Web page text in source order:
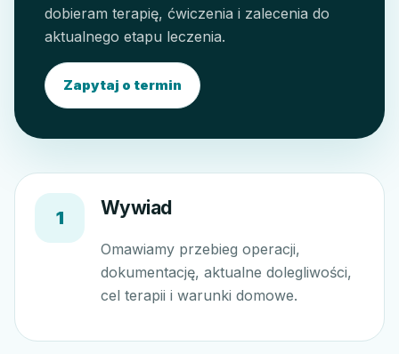
dobieram terapię, ćwiczenia i zalecenia do
aktualnego etapu leczenia.
Zapytaj o termin
1 Wywiad
Omawiamy przebieg operacji,
dokumentację, aktualne dolegliwości,
cel terapii i warunki domowe.